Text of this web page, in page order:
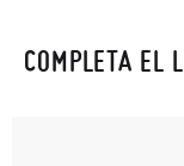
COMPLETA EL